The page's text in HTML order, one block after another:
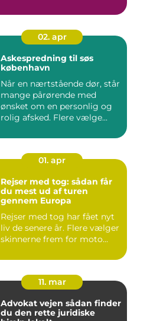
02. apr
Askespredning til søs
københavn
Når en nærtstående dør, står
mange pårørende med
ønsket om en personlig og
rolig afsked. Flere vælge...
01. apr
Rejser med tog: sådan får
du mest ud af turen
gennem Europa
Rejser med tog har fået nyt
liv de senere år. Flere vælger
skinnerne frem for moto...
11. mar
Advokat vejen sådan finder
du den rette juridiske